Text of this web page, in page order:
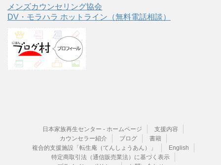
メンズカウンセリング協会
DV・モラハラ ホットライン（無料電話相談）
日本家族再生センター - ホームページ
支援内容
カウンセラー紹介
ブログ
書籍
複合的支援施設「転生庵（てんしょうあん）」
English
特定商取引法（通信販売業法）に基づく表示